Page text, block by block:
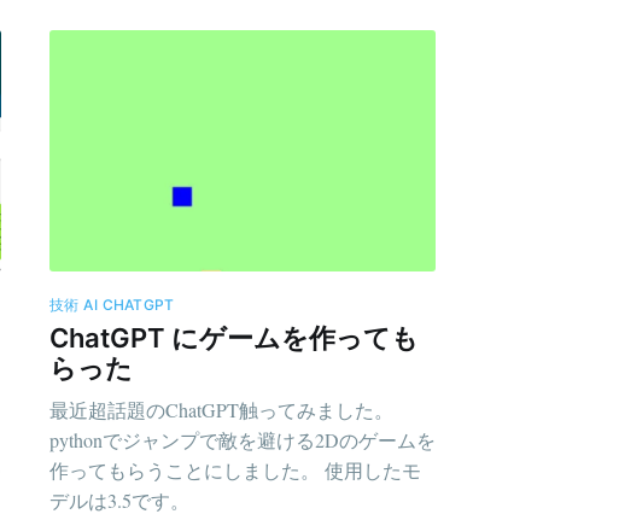
技術 AI CHATGPT
ChatGPT にゲームを作っても
らった
最近超話題のChatGPT触ってみました。
pythonでジャンプで敵を避ける2Dのゲームを
作ってもらうことにしました。 使用したモ
デルは3.5です。